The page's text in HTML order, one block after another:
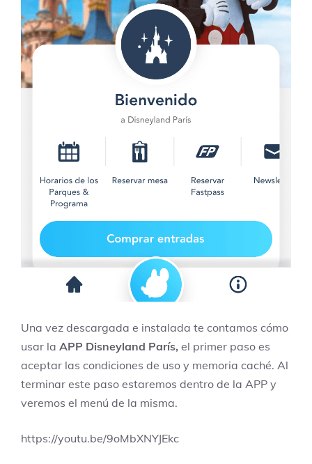
Una vez descargada e instalada te contamos cómo
usar la APP Disneyland París, el primer paso es
aceptar las condiciones de uso y memoria caché. Al
terminar este paso estaremos dentro de la APP y
veremos el menú de la misma.
https://youtu.be/9oMbXNYJEkc